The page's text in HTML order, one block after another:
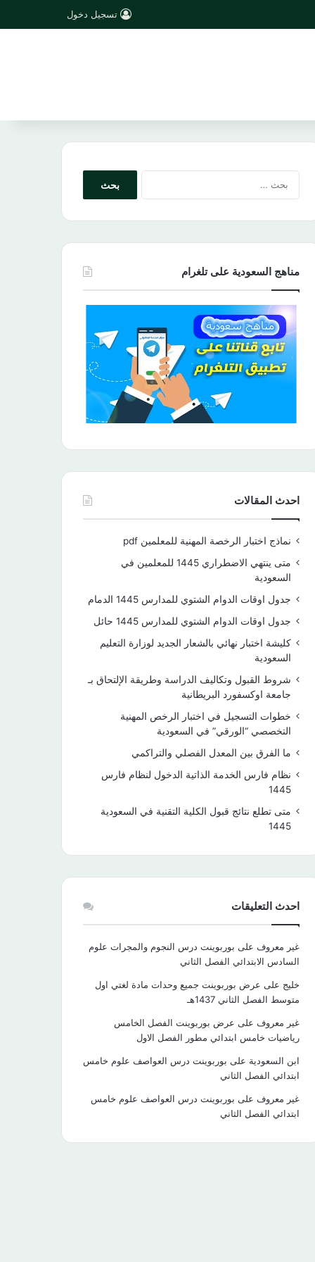
تسجيل دخول
مناهج السعودية على تلغرام
احدث المقالات
نماذج اختبار الرخصة المهنية للمعلمين pdf
متى ينتهي الاضطراري 1445 للمعلمين في
السعودية
جدول اوقات الدوام الشتوي للمدارس 1445 الدمام
جدول اوقات الدوام الشتوي للمدارس 1445 حائل
كليشة اختبار نهائي بالشعار الجديد لوزارة التعليم
السعودية
شروط القبول وتكاليف الدراسة وطريقة الإلتحاق بـ
جامعة اوكسفورد البريطانية
خطوات التسجيل في اختبار الرخص المهنية
التخصصي “الورقي” في السعودية
ما الفرق بين المعدل الفصلي والتراكمي
نظام فارس الخدمة الذاتية الدخول لنظام فارس
1445
متى تطلع نتائج قبول الكلية التقنية في السعودية
1445
احدث التعليقات
غير معروف على بوربوينت درس النجوم والمجرات علوم
السادس الابتدائي الفصل الثاني
خليج على عرض بوربوينت جميع وحدات مادة لغتي اول
متوسط الفصل الثاني 1437هـ
غير معروف على عرض بوربوينت الفصل الخامس
رياضيات خامس ابتدائي مطور الفصل الاول
ابن السعودية على بوربوينت درس العواصف علوم خامس
ابتدائي الفصل الثاني
غير معروف على بوربوينت درس العواصف علوم خامس
ابتدائي الفصل الثاني